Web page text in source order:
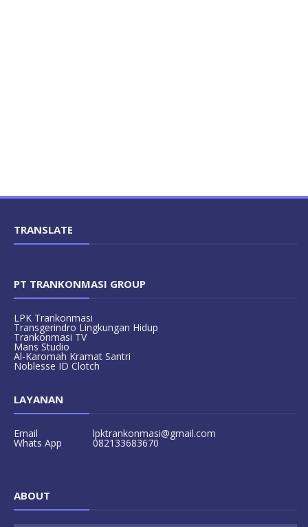
TRANSLATE
PT TRANKONMASI GROUP
LPK Trankonmasi
Transgerindro Lingkungan Hidup
Trankonmasi TV
Mans Studio
Al-Karomah Kramat Santri
Noblesse ID Clotch
LAYANAN
Email lpktrankonmasi@gmail.com
Whats App 082133683670
ABOUT